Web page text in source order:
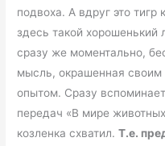
подвоха. А вдруг это тигр
здесь такой хорошенький
сразу же моментально,
мысль, окрашенная
опытом. Сразу
передач «В мире
козленка схватил.Т.е.